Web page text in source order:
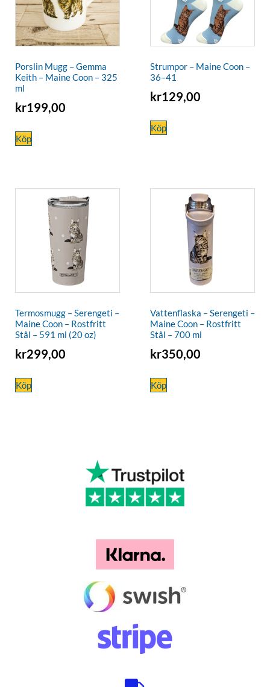
Porslin Mugg – Gemma
Keith – Maine Coon – 325
ml
kr199,00
Köp
Strumpor – Maine Coon –
36–41
kr129,00
Köp
Termosmugg – Serengeti –
Maine Coon – Rostfritt
Stål – 591 ml (20 oz)
kr299,00
Köp
Vattenflaska – Serengeti –
Maine Coon – Rostfritt
Stål – 700 ml
kr350,00
Köp